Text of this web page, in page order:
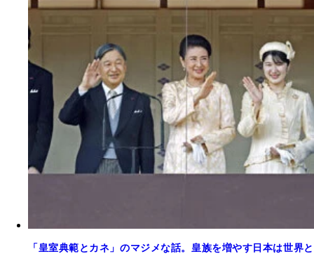
「皇室典範とカネ」のマジメな話。皇族を増やす日本は世界と